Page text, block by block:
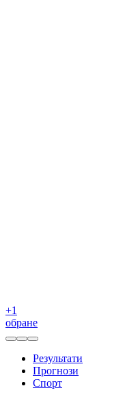
+1
обране
Результати
Прогнози
Спорт